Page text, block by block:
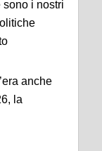
i nostri
anche
la